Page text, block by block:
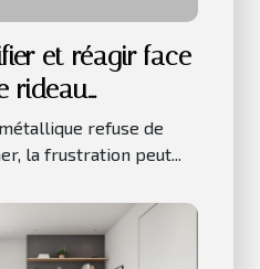
et réagir face
rideau
refuse de
la frustration peut...